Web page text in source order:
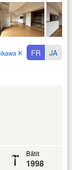
Ken FR JA
Bâtit
1998